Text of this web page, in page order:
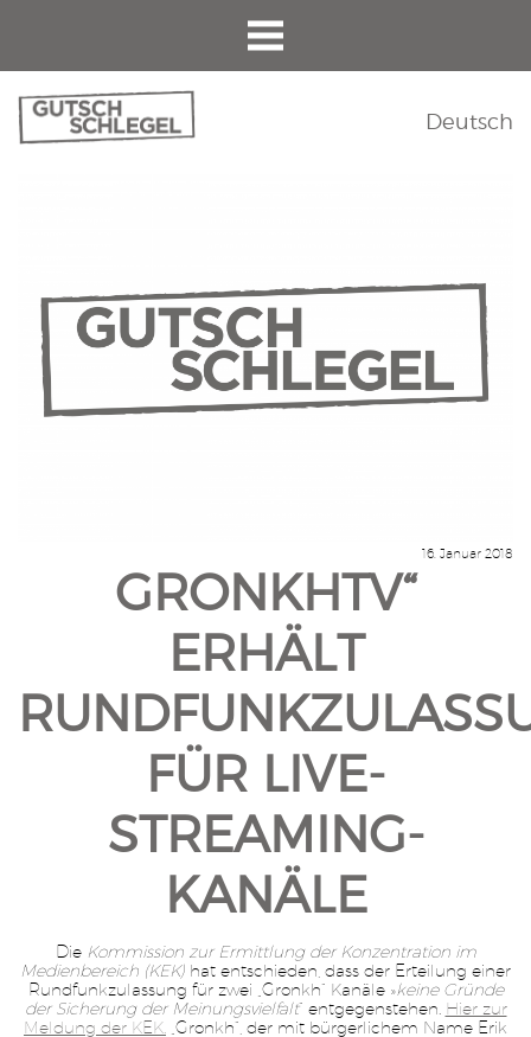
Deutsch
16. Januar 2018
GRONKHTV“
ERHÄLT
FÜR LIVE-
STREAMING-
KANÄLE
Die Kommission zur Ermittlung der Konzentration im
Medienbereich (KEK) hat entschieden, dass der Erteilung einer
Rundfunkzulassung für zwei „Gronkh“ Kanäle »keine Gründe
der Sicherung der Meinungsvielfalt“ entgegenstehen. Hier zur
Meldung der KEK. „Gronkh“, der mit bürgerlichem Name Erik